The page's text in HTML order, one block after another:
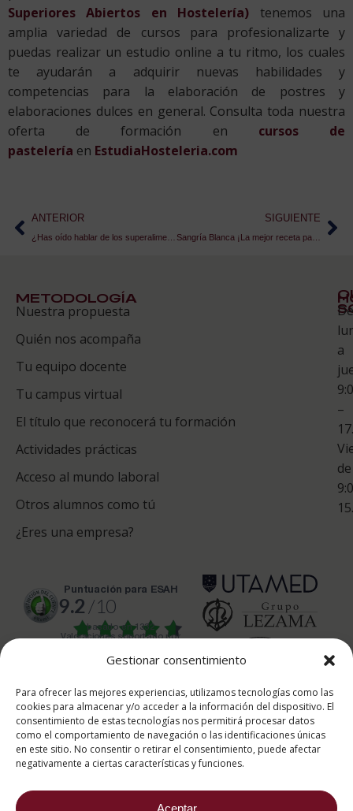
Gestionar consentimiento
Para ofrecer las mejores experiencias, utilizamos tecnologías como las
cookies para almacenar y/o acceder a la información del dispositivo. El
consentimiento de estas tecnologías nos permitirá procesar datos
como el comportamiento de navegación o las identificaciones únicas
en este sitio. No consentir o retirar el consentimiento, puede afectar
negativamente a ciertas características y funciones.
Aceptar
Superiores Abiertos en Hostelería) tenemos una
amplia variedad de cursos para profesionalizarte y
puedas realizar un estudio online a tu ritmo, los cuales
te ayudarán a adquirir nuevas habilidades y
competencias para la elaboración de postres y
elaboraciones dulces en general. Consulta toda nuestra
oferta de formación en cursos de
pastelería en EstudiaHosteleria.com
ANTERIOR SIGUIENTE
METODOLOGÍA
Nuestra propuesta
Quién nos acompaña
Tu equipo docente
Tu campus virtual
El título que reconocerá tu formación
Actividades prácticas
Acceso al mundo laboral
Otros alumnos como tú
¿Eres una empresa?
Te
De
a
–
de
puntuación para ESAH
9.2 /10
basado en1332
Valoraciones soportado por
2026 ® Estudios Superiores Abiertos de Hostelería
682 734 562
Política de privacidad